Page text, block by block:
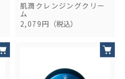
肌潤クレンジングクリー
ム
2,079円 （税込）